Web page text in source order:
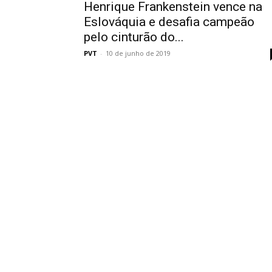
Henrique Frankenstein vence na
Eslováquia e desafia campeão
pelo cinturão do...
PVT - 10 de junho de 2019